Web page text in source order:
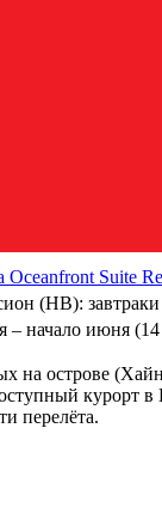
Oceanfront Suite
(HB):
– начало июня
на острове
курорт
перелёта.